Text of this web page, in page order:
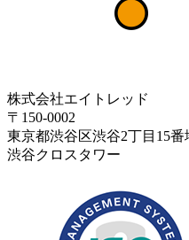
株式会社エイトレッド
〒150-0002
東京都渋谷区渋谷2丁目15番
渋谷クロスタワー